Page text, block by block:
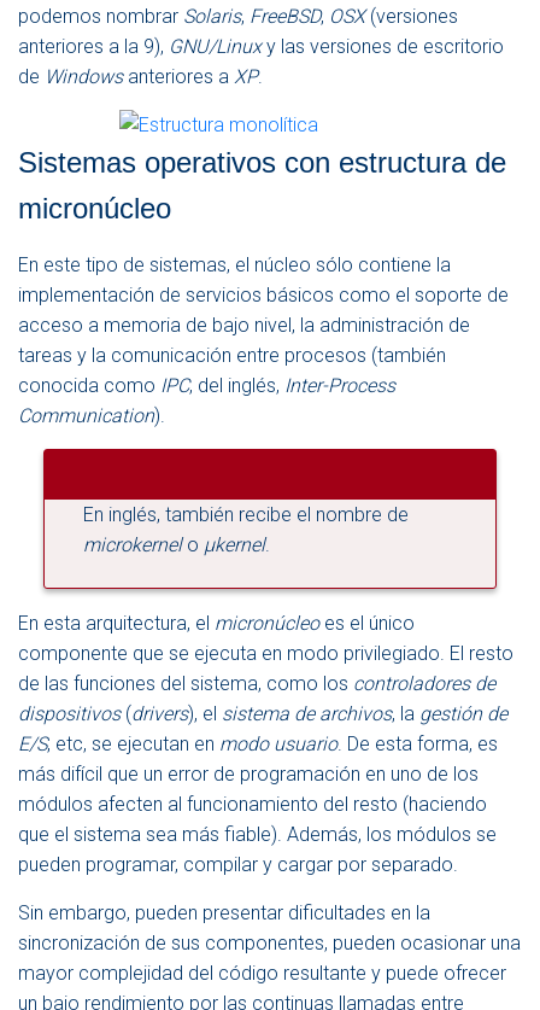
podemos nombrar Solaris, FreeBSD, OSX(versiones
anteriores a la 9), GNU/Linuxy las versiones de escritorio
de Windowsanteriores a XP.
Sistemas operativos con estructura de
micronúcleo
En este tipo de sistemas, el núcleo sólo contiene la
implementación de servicios básicos como el soporte de
acceso a memoria de bajo nivel, la administración de
tareas y la comunicación entre procesos (también
conocida como IPC, del inglés, Inter-Process
Communication).
En inglés, también recibe el nombre de
microkernelo μkernel.
En esta arquitectura, el micronúcleoes el único
componente que se ejecuta en modo privilegiado. El resto
de las funciones del sistema, como los controladores de
dispositivos(drivers), el sistema de archivos, la gestión de
E/S, etc, se ejecutan en modo usuario. De esta forma, es
más difícil que un error de programación en uno de los
módulos afecten al funcionamiento del resto (haciendo
que el sistema sea más fiable). Además, los módulos se
pueden programar, compilar y cargar por separado.
Sin embargo, pueden presentar dificultades en la
sincronización de sus componentes, pueden ocasionar una
mayor complejidad del código resultante y puede ofrecer
un bajo rendimiento por las continuas llamadas entre